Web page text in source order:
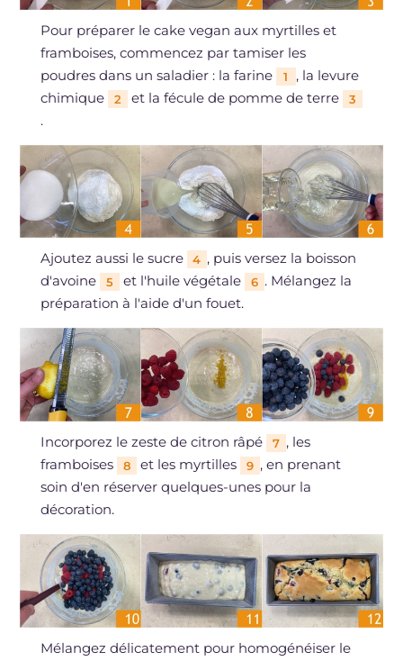
Pour préparer le cake vegan aux myrtilles et
framboises, commencez par tamiser les
poudres dans un saladier : la farine
1
, la levure
chimique
2 et la fécule de pomme de terre 3
.
Ajoutez aussi le sucre 4 , puis versez la boisson
d'avoine
5 et l'huile végétale 6 . Mélangez la
préparation à l'aide d'un fouet.
Incorporez le zeste de citron râpé 7 , les
framboises
8 et les myrtilles 9 , en prenant
soin d'en réserver quelques-unes pour la
décoration.
Mélangez délicatement pour homogénéiser le